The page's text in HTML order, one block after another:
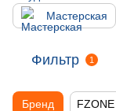
Мастерская
Фильтр 1
Бренд FZONE